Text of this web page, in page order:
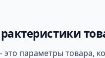
это параметры товара,